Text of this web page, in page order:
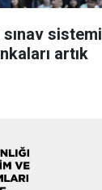
sistemi
artık